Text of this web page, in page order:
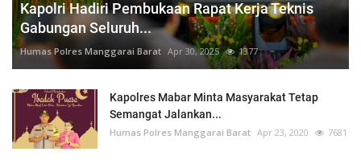
Kapolri Hadiri Pembukaan Rapat Kerja Teknis
Gabungan Seluruh...
Humas Polres Manggarai Barat Apr 30, 2025 1377
Kapolres Mabar Minta Masyarakat Tetap
Semangat Jalankan...
Humas Polres Manggarai Barat Apr 23, 2020 7681